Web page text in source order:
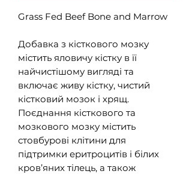
Grass Fed Beef Bone and Marrow
Добавка з кісткового мозку
містить яловичу кістку в її
найчистішому вигляді та
включає живу кістку, чистий
кістковий мозок і хрящ.
Поєднання кісткового та
мозкового мозку містить
стовбурові клітини для
підтримки еритроцитів і білих
кров’яних тілець, а також